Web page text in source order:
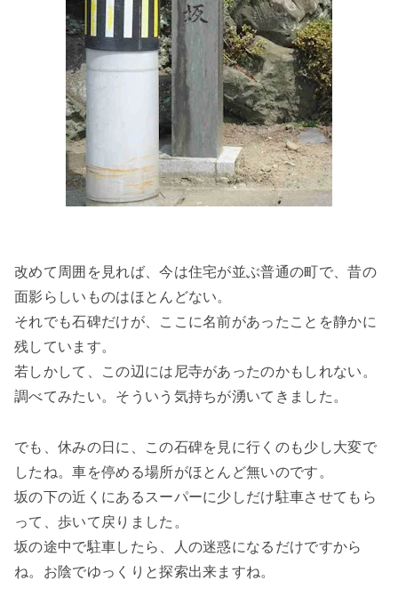
改めて周囲を見れば、今は住宅が並ぶ普通の町で、昔の
面影らしいものはほとんどない。
それでも石碑だけが、ここに名前があったことを静かに
残しています。
若しかして、この辺には尼寺があったのかもしれない。
調べてみたい。そういう気持ちが湧いてきました。
でも、休みの日に、この石碑を見に行くのも少し大変で
したね。車を停める場所がほとんど無いのです。
坂の下の近くにあるスーパーに少しだけ駐車させてもら
って、歩いて戻りました。
坂の途中で駐車したら、人の迷惑になるだけですから
ね。お陰でゆっくりと探索出来ますね。